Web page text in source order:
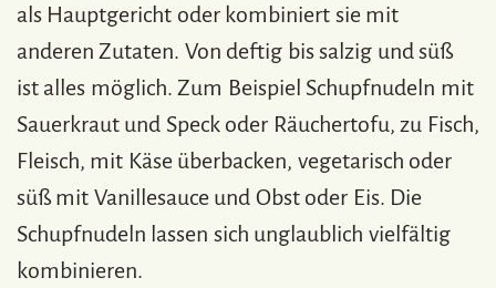
als Hauptgericht oder kombiniert sie mit
anderen Zutaten. Von deftig bis salzig und süß
ist alles möglich. Zum Beispiel Schupfnudeln mit
Sauerkraut und Speck oder Räuchertofu, zu Fisch,
Fleisch, mit Käse überbacken, vegetarisch oder
süß mit Vanillesauce und Obst oder Eis. Die
Schupfnudeln lassen sich unglaublich vielfältig
kombinieren.